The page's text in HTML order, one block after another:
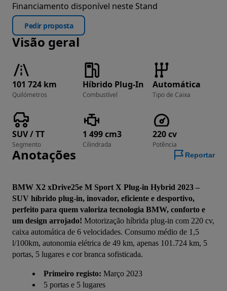
Financiamento disponível neste Stand
Pedir proposta
Visão geral
101 724 km
Quilómetros
Híbrido Plug-In
Combustível
Automática
Tipo de Caixa
SUV / TT
Segmento
1 499 cm3
Cilindrada
220 cv
Potência
Anotações Reportar
BMW X2 xDrive25e M Sport X Plug-in Hybrid 2023 –
SUV híbrido plug-in, inovador, eficiente e desportivo,
perfeito para quem valoriza tecnologia BMW, conforto e
um design arrojado! Motorização híbrida plug-in com 220 cv,
caixa automática de 6 velocidades. Consumo médio de 1,5
l/100km, autonomia elétrica de 49 km, apenas 101.724 km, 5
portas, 5 lugares e cor branca sofisticada.
Primeiro registo: Março 2023
5 portas e 5 lugares